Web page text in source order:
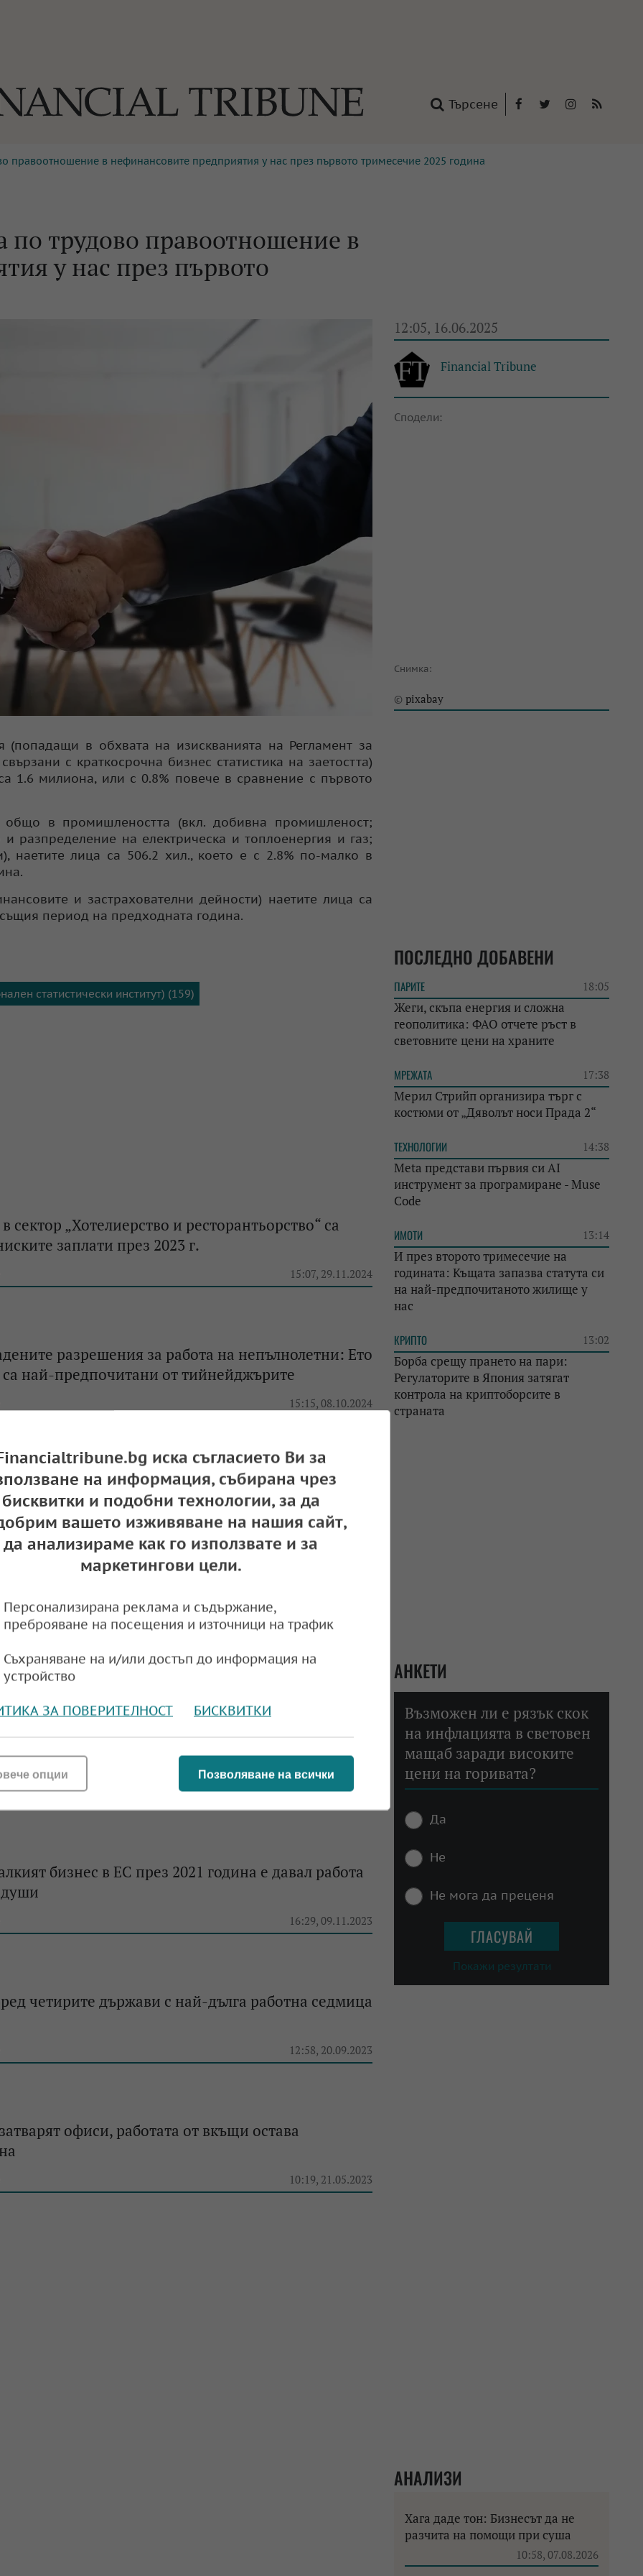
Търсене
За нас Реклама Контакти
правоотношение в нефинансовите предприятия у нас през първото тримесечие 2025 година
по трудово правоотношение в
у нас през първото
12:05, 16.06.2025
Financial Tribune
Сподели:
Снимка:
© pixabay
в обхвата на изискванията на Регламент за
с краткосрочна бизнес статистика на заетостта)
1.6 милиона, или с 0.8% повече в сравнение с първото
в промишлеността (вкл. добивна промишленост;
разпределение на електрическа и топлоенергия и газ;
наетите лица са 506.2 хил., което е с 2.8% по-малко в
и застрахователни дейности) наетите лица са
период на предходната година.
статистически институт) (159)
сектор „Хотелиерство и ресторантьорство“ са
заплати през 2023 г.
15:07, 29.11.2024
разрешения за работа на непълнолетни: Ето
са най-предпочитани от тийнейджърите
15:15, 08.10.2024
кои са секторите с най-стресираща работна
10:42, 28.09.2024
дипломи са все по-маловажни за
в Европа
17:23, 22.09.2024
До 5 години ИИ ще промени живота ни
08:53, 17.01.2024
бизнес в ЕС през 2021 година е давал работа
16:29, 09.11.2023
четирите държави с най-дълга работна седмица
12:58, 20.09.2023
офиси, работата от вкъщи остава
10:19, 21.05.2023
ПОСЛЕДНО ДОБАВЕНИ
ПАРИТЕ 18:05
Жеги, скъпа енергия и сложна
геополитика: ФАО отчете ръст в
световните цени на храните
МРЕЖАТА 17:38
Мерил Стрийп организира търг с
костюми от „Дяволът носи Прада 2“
ТЕХНОЛОГИИ 14:38
Meta представи първия си AI
инструмент за програмиране - Muse
Code
ИМОТИ 13:14
И през второто тримесечие на
годината: Къщата запазва статута си
на най-предпочитаното жилище у
нас
КРИПТО 13:02
Борба срещу прането на пари:
Регулаторите в Япония затягат
контрола на криптоборсите в
страната
АНКЕТИ
Възможен ли е рязък скок
на инфлацията в световен
мащаб заради високите
цени на горивата?
Да
Не
Не мога да преценя
Покажи резултати
АНАЛИЗИ
Хага даде тон: Бизнесът да не
разчита на помощи при суша
10:58, 07.08.2026
иска съгласието Ви за
на информация, събирана чрез
бисквитки и подобни технологии, за да
вашето изживяване на нашия сайт,
да анализираме как го използвате и за
маркетингови цели.
Персонализирана реклама и съдържание,
преброяване на посещения и източници на трафик
Съхраняване на и/или достъп до информация на
устройство
ЗА ПОВЕРИТЕЛНОСТ БИСКВИТКИ
Позволяване на всички
опции